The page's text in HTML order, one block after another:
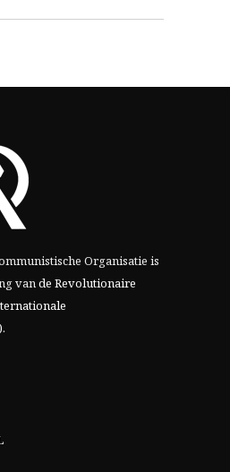
Organisatie is
vande Revolutionaire
.